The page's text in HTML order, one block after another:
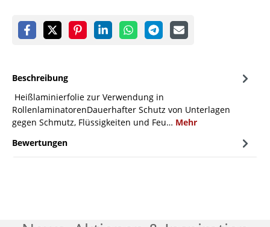
Beschreibung
Heißlaminierfolie zur Verwendung in
RollenlaminatorenDauerhafter Schutz von Unterlagen
gegen Schmutz, Flüssigkeiten und Feu… Mehr
Bewertungen